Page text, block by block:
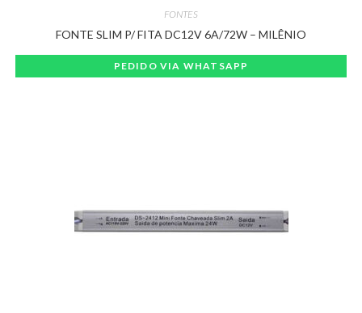
FONTES
FONTE SLIM P/ FITA DC12V 6A/72W – MILÊNIO
PEDIDO VIA WHATSAPP